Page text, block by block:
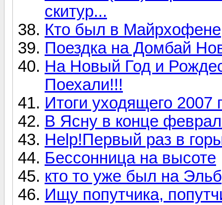
скитур...
Кто был в
Поездка на Домбай
На Новый Год и
Поехали!!!
Итоги уходящего 2007
В Ясну в конце
Help!Первый раз в
Бессонница на высоте
кто то уже был на
Ищу попутчика,